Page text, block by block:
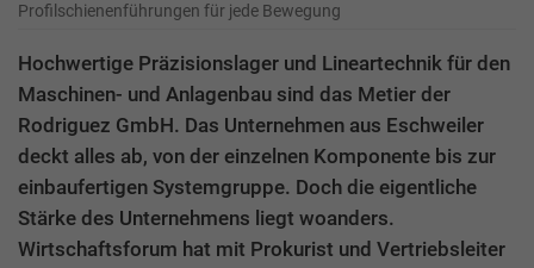
Profilschienenführungen für jede Bewegung
Hochwertige Präzisionslager und Lineartechnik für den
Maschinen- und Anlagenbau sind das Metier der
Rodriguez GmbH. Das Unternehmen aus Eschweiler
deckt alles ab, von der einzelnen Komponente bis zur
einbaufertigen Systemgruppe. Doch die eigentliche
Stärke des Unternehmens liegt woanders.
Wirtschaftsforum hat mit Prokurist und Vertriebsleiter